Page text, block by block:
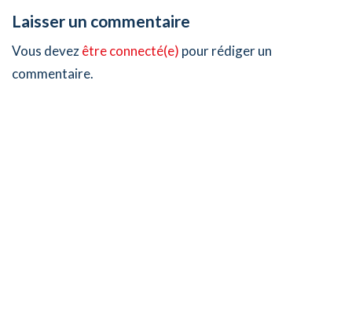
Laisser un commentaire
Vous devezêtre connecté(e) pour rédiger un
commentaire.